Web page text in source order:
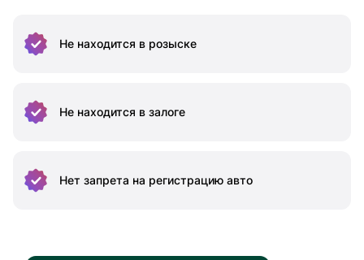
Не находится в розыске
Не находится в залоге
Нет запрета на регистрацию авто